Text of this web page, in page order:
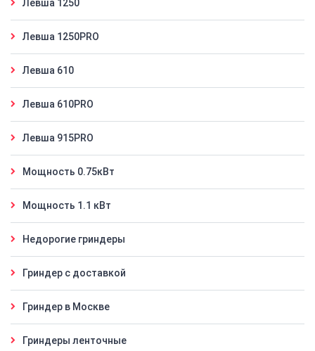
Левша 1250
Левша 1250PRO
Левша 610
Левша 610PRO
Левша 915PRO
Мощность 0.75кВт
Мощность 1.1 кВт
Недорогие гриндеры
Гриндер с доставкой
Гриндер в Москве
Гриндеры ленточные